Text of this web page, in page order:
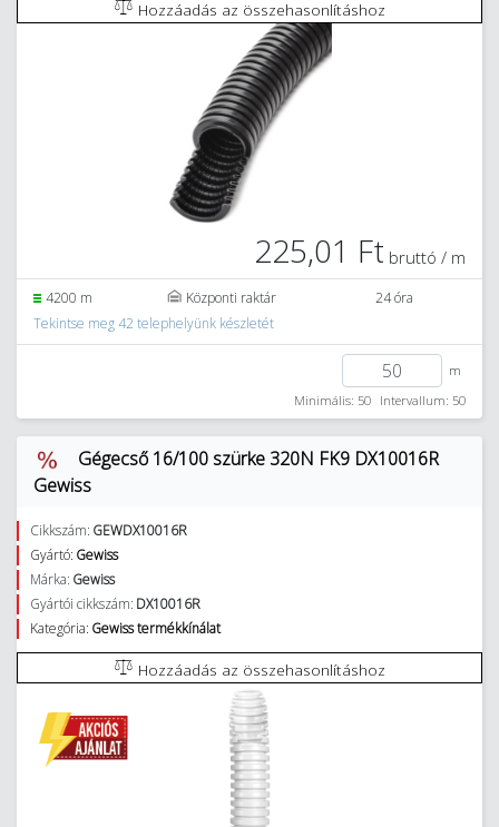
Hozzáadás az összehasonlításhoz
225,01 Ft bruttó / m
4200 m Központi raktár
24 óra
Tekintse meg 42 telephelyünk készletét
m
Minimális: 50 Intervallum: 50
Gégecső 16/100 szürke 320N FK9 DX10016R
Gewiss
Cikkszám: GEWDX10016R
Gyártó: Gewiss
Márka: Gewiss
Gyártói cikkszám: DX10016R
Kategória: Gewiss termékkínálat
Hozzáadás az összehasonlításhoz